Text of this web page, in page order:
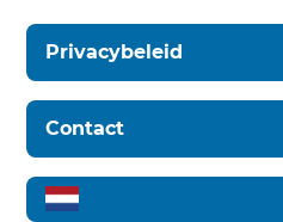
Privacybeleid
Contact